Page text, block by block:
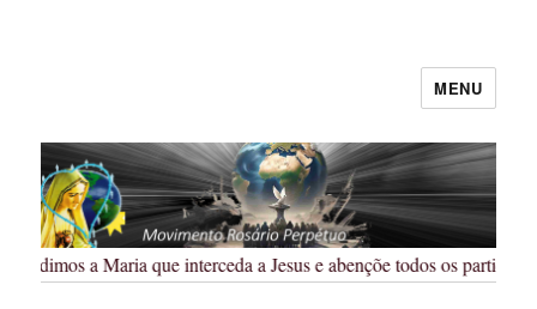
Rosário Perpétuo – Guarapuava/PR
MENU
Pedimos a Maria que interceda a Jesus e abençõe todos os